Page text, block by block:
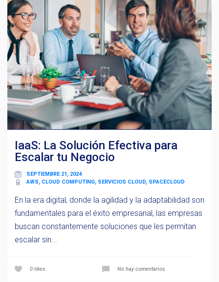
IaaS: La Solución Efectiva para
Escalar tu Negocio
SEPTIEMBRE 21, 2024
AWS, CLOUD COMPUTING, SERVICIOS CLOUD, SPACECLOUD
En la era digital, donde la agilidad y la adaptabilidad son
fundamentales para el éxito empresarial, las empresas
buscan constantemente soluciones que les permitan
escalar sin...
0 likes No hay comentarios